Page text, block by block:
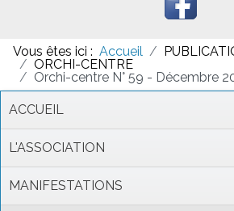
Vous êtes ici : Accueil
ORCHI-CENTRE
Orchi-centre N° 59 - Décembre
ACCUEIL
L'ASSOCIATION
MANIFESTATIONS